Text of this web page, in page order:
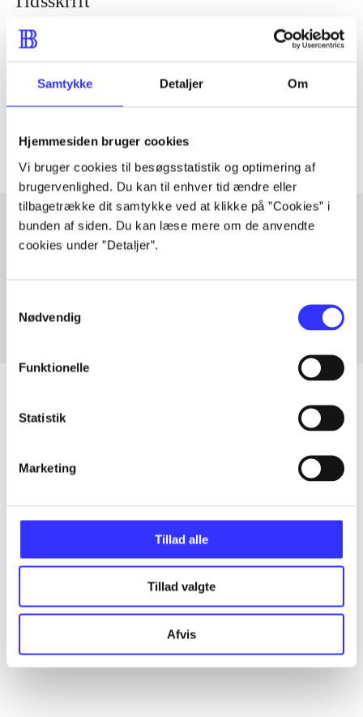
Samtykke Detaljer Om
Hjemmesiden bruger cookies
Vi bruger cookies til besøgsstatistik og optimering af
brugervenlighed. Du kan til enhver tid ændre eller
tilbagetrække dit samtykke ved at klikke på ”Cookies” i
bunden af siden. Du kan læse mere om de anvendte
cookies under ”Detaljer”.
Nødvendig
Funktionelle
Statistik
Marketing
Tillad alle
Tillad valgte
Afvis
Tidsskrift
Artikler med samme emner
Alle registrerede artikler fordelt på udgivelser
...
...
...